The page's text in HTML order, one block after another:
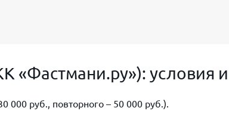
условия и
000 руб., повторного – 50 000 руб.).